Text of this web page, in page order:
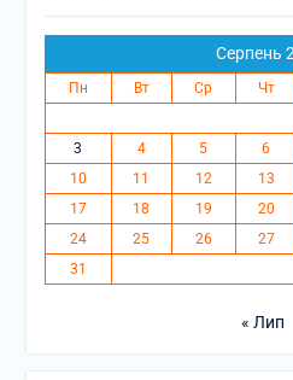
Серпень
Пн Вт Ср Чт
3
4 5 6
10
11 12 13
17
18 19 20
24
25 26 27
31
« Лип